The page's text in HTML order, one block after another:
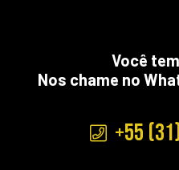
Você
Nos chame no
+55